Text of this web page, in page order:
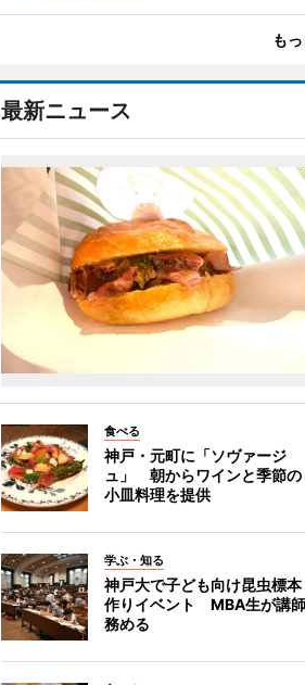
も
最新ニュース
食べる
神戸・元町に「ソヴァージ
ュ」 朝からワインと季節の
小皿料理を提供
学ぶ・知る
神戸大で子ども向け昆虫標本
作りイベント MBA生が講師
務める